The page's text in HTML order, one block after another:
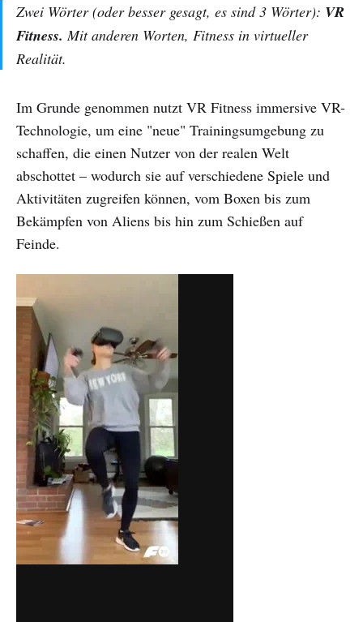
Zwei Wörter (oder besser gesagt, es sind 3 Wörter): VR
Fitness. Mit anderen Worten, Fitness in virtueller
Realität.
Im Grunde genommen nutzt VR Fitness immersive VR-
Technologie, um eine "neue" Trainingsumgebung zu
schaffen, die einen Nutzer von der realen Welt
abschottet – wodurch sie auf verschiedene Spiele und
Aktivitäten zugreifen können, vom Boxen bis zum
Bekämpfen von Aliens bis hin zum Schießen auf
Feinde.